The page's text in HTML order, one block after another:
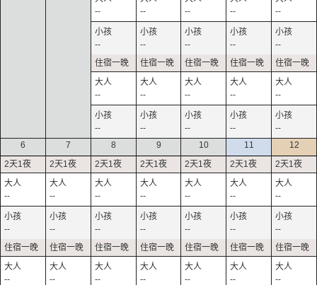
--
--
--
--
--
--
--
--
--
--
--
--
--
--
--
--
--
--
--
--
6
--
--
--
7
--
--
--
8
--
--
--
9
--
--
--
10
--
--
--
11
--
--
--
12
--
--
--